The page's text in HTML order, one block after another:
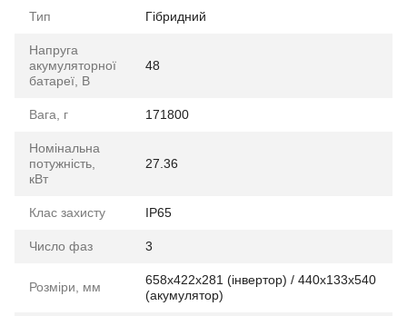
Тип Гібридний
Напруга
акумуляторної
батареї, В
48
Вага, г 171800
Номінальна
потужність,
кВт
27.36
Клас захисту IP65
Число фаз 3
Розміри, мм
658х422х281 (інвертор) / 440x133x540
(акумулятор)